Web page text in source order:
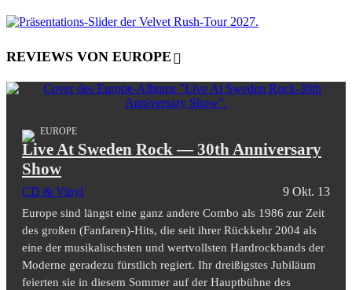
REVIEWS VON EUROPE
EUROPE
Live At Sweden Rock — 30th Anniversary
Show
CD & Vinyl 9 Okt. 13
Europe sind längst eine ganz andere Combo als 1986 zur Zeit
des großen (Fanfaren)-Hits, die seit ihrer Rückkehr 2004 als
eine der musikalischsten und wertvollsten Hardrockbands der
Moderne geradezu fürstlich regiert. Ihr dreißigstes Jubiläum
feierten sie in diesem Sommer auf der Hauptbühne des